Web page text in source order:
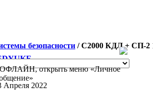
безопасности / C2000 КДЛ + СП-2
Апреля 2022